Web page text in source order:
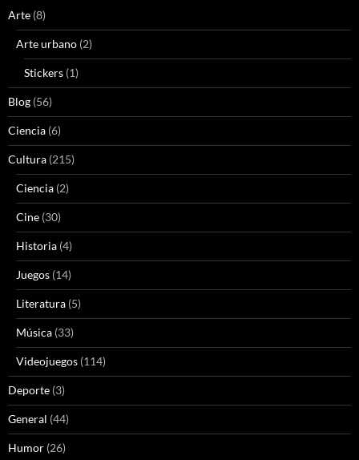
Arte (8)
Arte urbano (2)
Stickers (1)
Blog (56)
Ciencia (6)
Cultura (215)
Ciencia (2)
Cine (30)
Historia (4)
Juegos (14)
Literatura (5)
Música (33)
Videojuegos (114)
Deporte (3)
General (44)
Humor (26)